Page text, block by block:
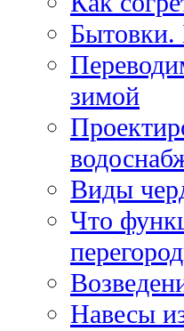
Бытовки.
зимой
Виды
Что
Навесы